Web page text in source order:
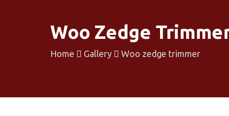
Woo Zedge
Home Gallery Woo zedge trimmer